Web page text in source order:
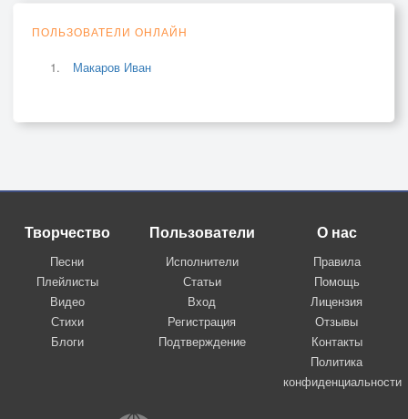
ПОЛЬЗОВАТЕЛИ ОНЛАЙН
Макаров Иван
Творчество
Песни
Плейлисты
Видео
Стихи
Блоги
Пользователи
Исполнители
Статьи
Вход
Регистрация
Подтверждение
О нас
Правила
Помощь
Лицензия
Отзывы
Контакты
Политика
конфиденциальности